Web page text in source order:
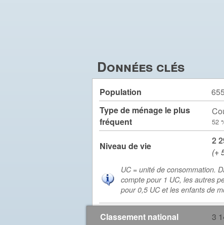
Données clés
Population
Type de ménage le plus
fréquent
52
Niveau de vie
2
(+
UC = unité de consommation.
compte pour 1 UC, les autres
pour 0,5 UC et les enfants de
Classement national 3